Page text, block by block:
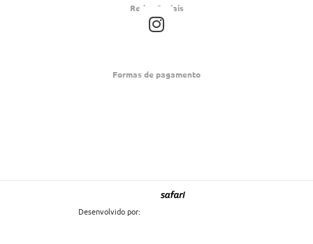
Redes Sociais
I
n
t
Formas de pagamento
Desenvolvido por: